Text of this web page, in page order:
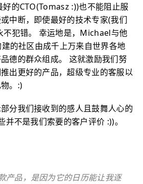
的CTO(Tomasz :))也不能阻止服
中断，即使最好的技术专家(我们
不犯错。 幸运地是，Michael与他
的社区由成千上万来自世界各地
德的群众组成。 这就激励我们努
出更好的产品，超级专业的客服以
。:)
分我们接收到的感人且鼓舞人心的
并不是我们索要的客户评价 :))。
产品，是因为它的日历能让我逐